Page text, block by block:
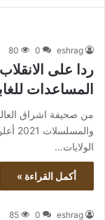
eshrag
0
80
ردا على
المساعدات
الولايات…
أكمل القراءة »
eshrag
0
85